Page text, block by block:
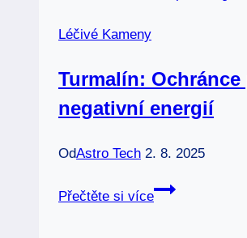
léčení
Léčivé Kameny
Turmalín: Ochránce
negativní energií
OdAstro Tech 2. 8. 2025
Přečtěte si více
Turmalín: